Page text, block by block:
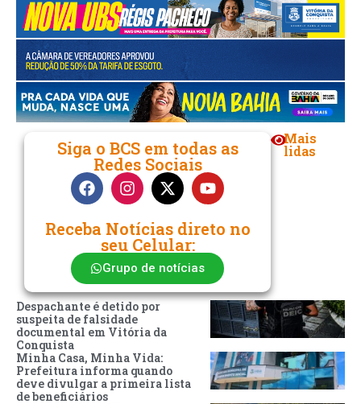
Siga o BCS em todas as
Redes Sociais
Receba Notícias direto no
seu Celular:
Grupo de notícias
Mais
lidas
Despachante é detido por
suspeita de falsidade
documental em Vitória da
Conquista
Minha Casa, Minha Vida:
Prefeitura informa quando
deve divulgar a primeira lista
de beneficiários